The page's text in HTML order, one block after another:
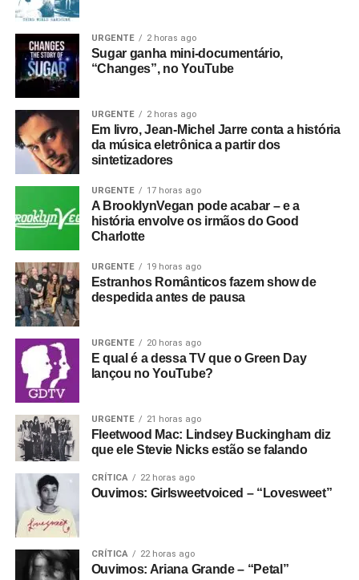
URGENTE 2 horas ago
Sugar ganha mini-documentário,
“Changes”, no YouTube
URGENTE 2 horas ago
Em livro, Jean-Michel Jarre conta a história
da música eletrônica a partir dos
sintetizadores
URGENTE 17 horas ago
A BrooklynVegan pode acabar – e a
história envolve os irmãos do Good
Charlotte
URGENTE 19 horas ago
Estranhos Românticos fazem show de
despedida antes de pausa
URGENTE 20 horas ago
E qual é a dessa TV que o Green Day
lançou no YouTube?
URGENTE 21 horas ago
Fleetwood Mac: Lindsey Buckingham diz
que ele Stevie Nicks estão se falando
CRÍTICA 22 horas ago
Ouvimos: Girlsweetvoiced – “Lovesweet”
CRÍTICA 22 horas ago
Ouvimos: Ariana Grande – “Petal”